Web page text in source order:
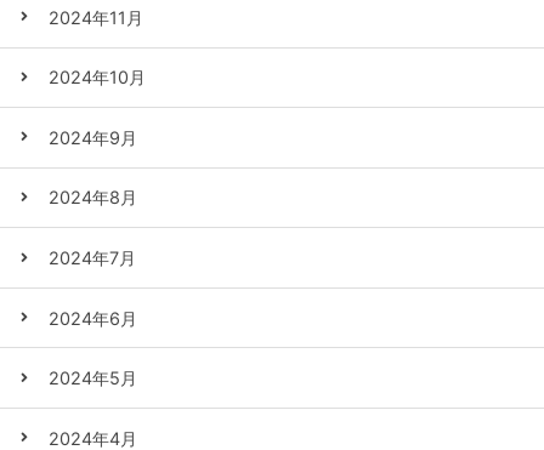
2024年11月
2024年10月
2024年9月
2024年8月
2024年7月
2024年6月
2024年5月
2024年4月